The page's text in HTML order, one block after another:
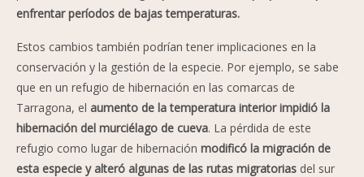
enfrentar períodos de bajas temperaturas.
Estos cambios también podrían tener implicaciones en la
conservación y la gestión de la especie. Por ejemplo, se sabe
que en un refugio de hibernación en las comarcas de
Tarragona, el aumento de la temperatura interior impidió la
hibernación del murciélago de cueva. La pérdida de este
refugio como lugar de hibernación modificó la migración de
esta especie y alteró algunas de las rutas migratorias del sur